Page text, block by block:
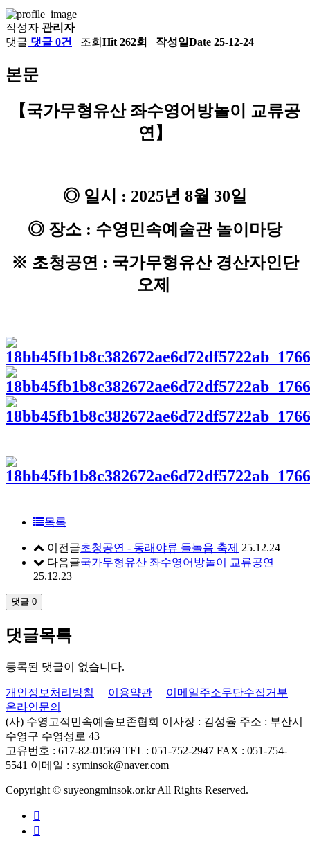
작성자 관리자
댓글 댓글 0건 조회 Hit 262회 작성일Date 25-12-24
본문
​【국가무형유산 좌수영어방놀이 교류공
연】
◎ 일시 : 2025년 8월 30일
◎ 장소 : 수영민속예술관 놀이마당
※ 초청공연 : 국가무형유산 경산자인단
오제
목록
이전글초청공연 - 동래야류 들놀음 축제 25.12.24
다음글국가무형유산 좌수영어방놀이 교류공연
25.12.23
댓글 0
댓글목록
등록된 댓글이 없습니다.
개인정보처리방침 이용약관
이메일주소무단수집거부
온라인문의
(사) 수영고적민속예술보존협회 이사장 : 김성율 주소 : 부산시
수영구 수영성로 43
고유번호 : 617-82-01569 TEL : 051-752-2947 FAX : 051-754-
5541 이메일 : syminsok@naver.com
Copyright © suyeongminsok.or.kr All Rights Reserved.